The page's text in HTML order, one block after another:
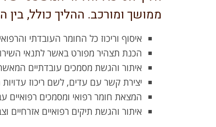
ממושך ומורכב. ההליך כולל, בין
איסוף וריכוז כל החומר העובדתי
הכנת תצהיר מפורט באשר לתנאי
איתור והגשת מסמכים עובדתיים
יצירת קשר עם עדים, לשם ריכוז
המצאת חומר רפואי ומסמכים רפואיים
איתור והגשת תיקים רפואיים אזרחיים